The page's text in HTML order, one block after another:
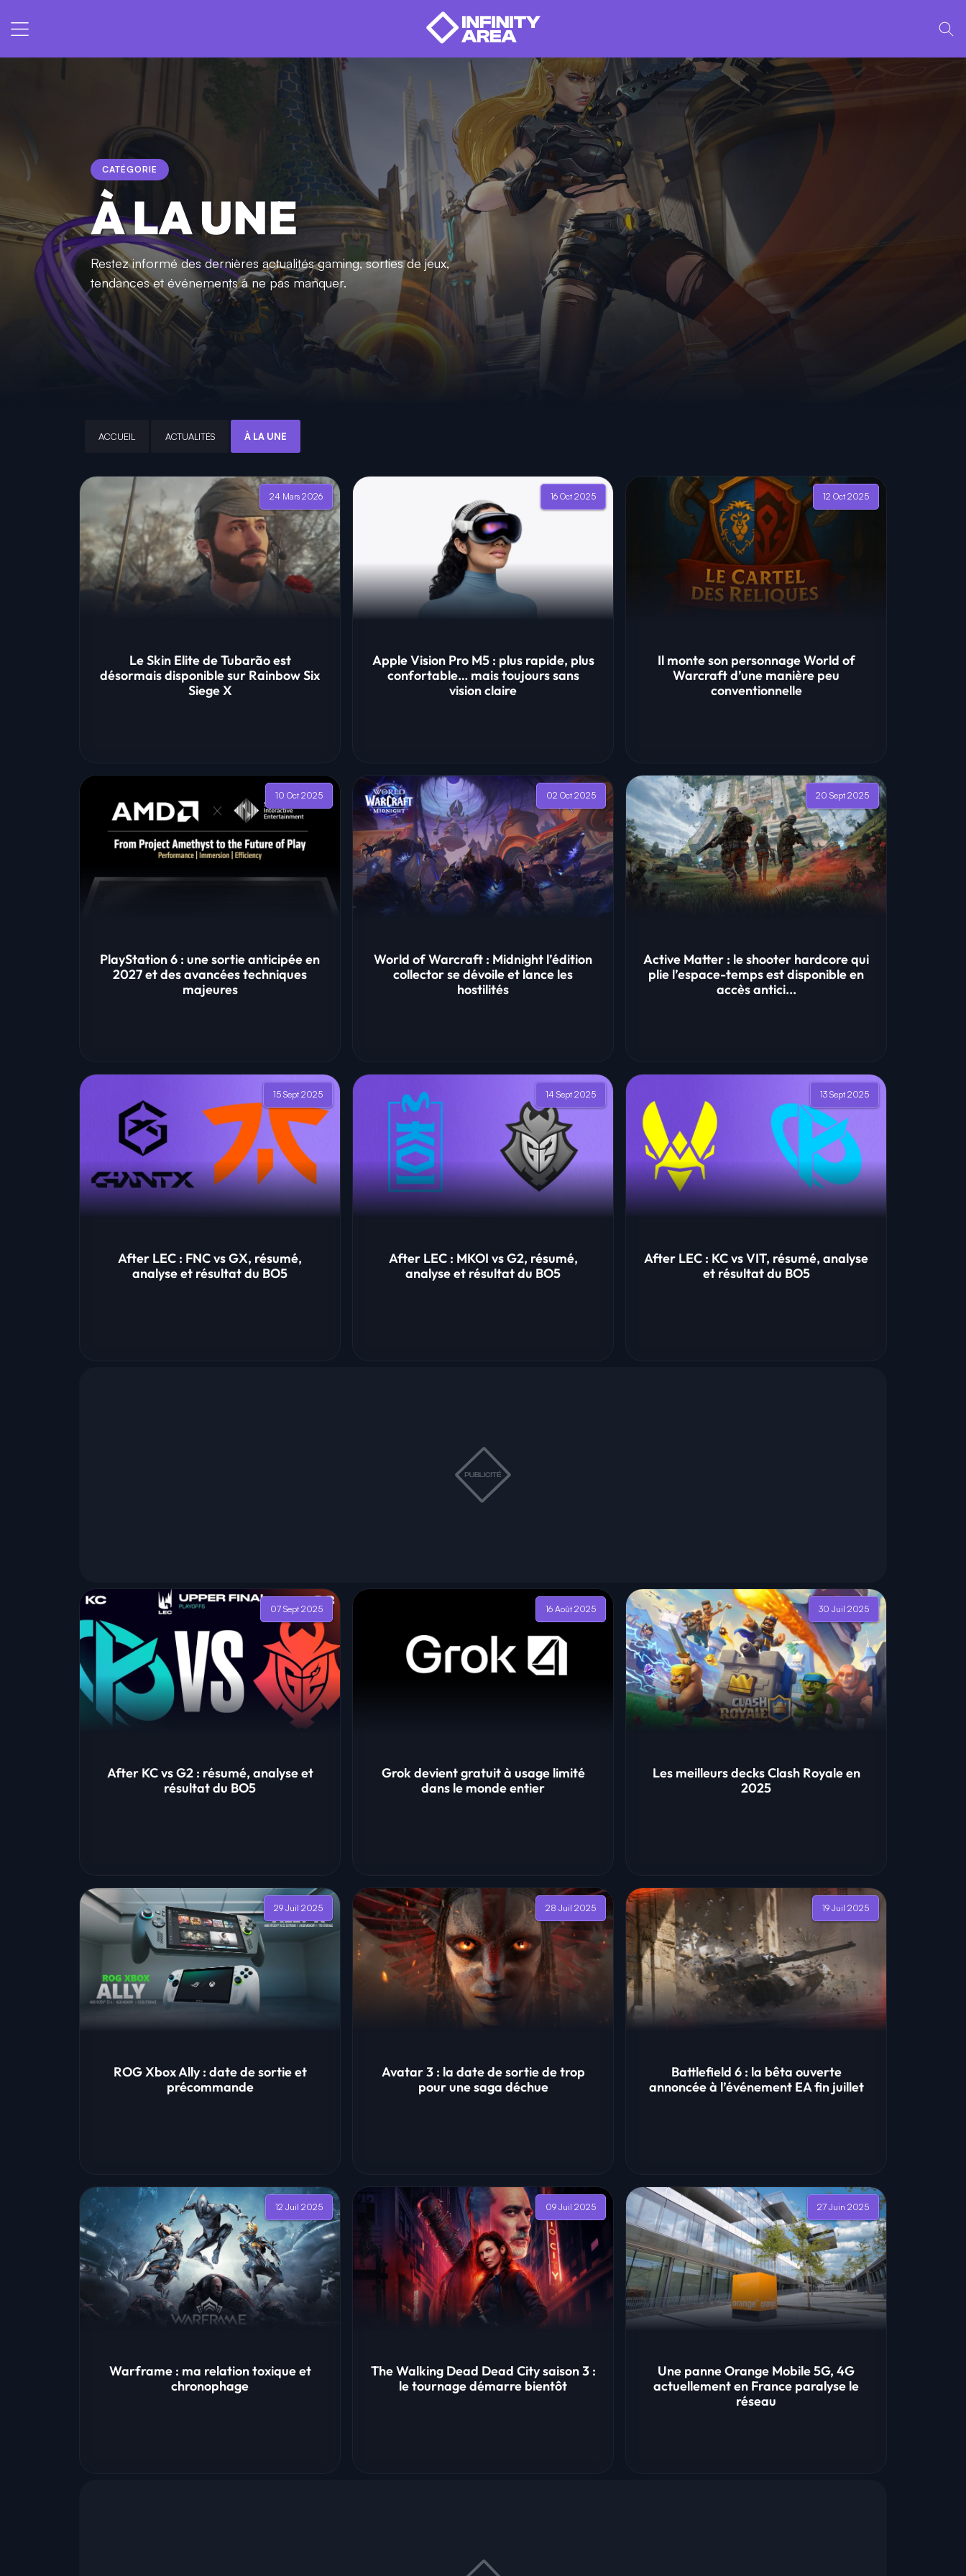
CATÉGORIE
À LA UNE
Restez informé des dernières actualités gaming, sorties de jeux,
tendances et événements à ne pas manquer.
ACCUEIL ACTUALITÉS À LA UNE
24 Mars 2026
Le Skin Elite de Tubarão est
désormais disponible sur Rainbow Six
Siege X
16 Oct 2025
Apple Vision Pro M5 : plus rapide, plus
confortable… mais toujours sans
vision claire
12 Oct 2025
Il monte son personnage World of
Warcraft d’une manière peu
conventionnelle
10 Oct 2025
PlayStation 6 : une sortie anticipée en
2027 et des avancées techniques
majeures
02 Oct 2025
World of Warcraft : Midnight l’édition
collector se dévoile et lance les
hostilités
20 Sept 2025
Active Matter : le shooter hardcore qui
plie l’espace-temps est disponible en
accès antici...
15 Sept 2025
After LEC : FNC vs GX, résumé,
analyse et résultat du BO5
14 Sept 2025
After LEC : MKOI vs G2, résumé,
analyse et résultat du BO5
13 Sept 2025
After LEC : KC vs VIT, résumé, analyse
et résultat du BO5
07 Sept 2025
After KC vs G2 : résumé, analyse et
résultat du BO5
16 Août 2025
Grok devient gratuit à usage limité
dans le monde entier
30 Juil 2025
Les meilleurs decks Clash Royale en
2025
29 Juil 2025
ROG Xbox Ally : date de sortie et
précommande
28 Juil 2025
Avatar 3 : la date de sortie de trop
pour une saga déchue
19 Juil 2025
Battlefield 6 : la bêta ouverte
annoncée à l’événement EA fin juillet
12 Juil 2025
Warframe : ma relation toxique et
chronophage
09 Juil 2025
The Walking Dead Dead City saison 3 :
le tournage démarre bientôt
27 Juin 2025
Une panne Orange Mobile 5G, 4G
actuellement en France paralyse le
réseau